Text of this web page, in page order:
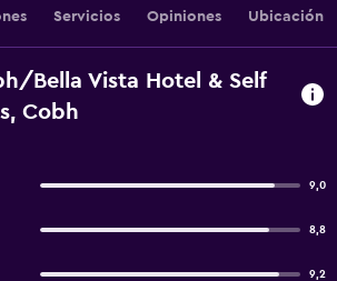
Servicios Opiniones Ubicación
Bella Vista Hotel & Self
Cobh
9,0
8,8
9,2